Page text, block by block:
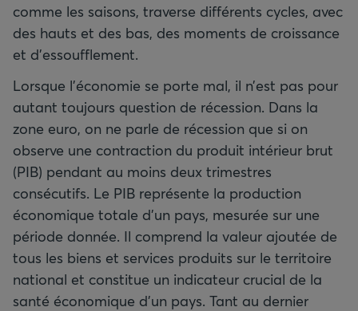
comme les saisons, traverse différents cycles, avec
des hauts et des bas, des moments de croissance
et d’essoufflement.
Lorsque l’économie se porte mal, il n’est pas pour
autant toujours question de récession. Dans la
zone euro, on ne parle de récession que si on
observe une contraction du produit intérieur brut
(PIB) pendant au moins deux trimestres
consécutifs. Le PIB représente la production
économique totale d’un pays, mesurée sur une
période donnée. Il comprend la valeur ajoutée de
tous les biens et services produits sur le territoire
national et constitue un indicateur crucial de la
santé économique d’un pays. Tant au dernier